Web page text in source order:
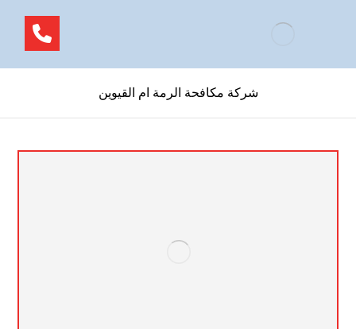
شركة مكافحة الرمة ام القيوين